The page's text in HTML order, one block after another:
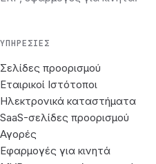
ΥΠΗΡΕΣΊΕΣ
Σελίδες προορισμού
Εταιρικοί Ιστότοποι
Ηλεκτρονικά καταστήματα
SaaS-σελίδες προορισμού
Αγορές
Εφαρμογές για κινητά